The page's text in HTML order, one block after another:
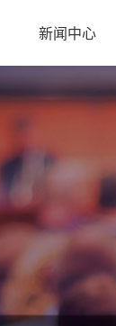
新闻中心